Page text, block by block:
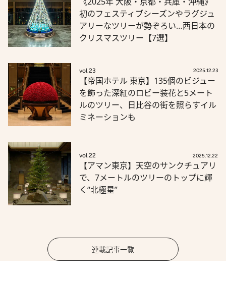
初のフェスティブシーズンやラグジュ
アリーなツリーが勢ぞろい…西日本の
クリスマスツリー【7選】
vol.23 2025.12.23
【帝国ホテル 東京】135個のビジュー
を飾った深紅のロビー装花と5メート
ルのツリー、日比谷の街を照らすイル
ミネーションも
vol.22 2025.12.22
【アマン東京】天空のサンクチュアリ
で、7メートルのツリーのトップに輝
く“北極星”
連載記事一覧